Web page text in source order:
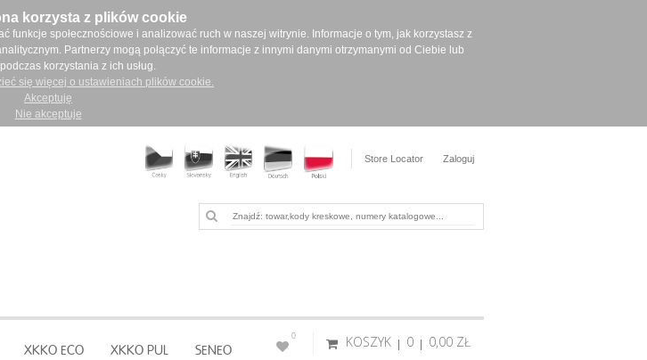
korzysta z plików cookie
społecznościowe i analizować ruch w naszej witrynie. Informacje o tym, jak korzystasz z
Partnerzy mogą połączyć te informacje z innymi danymi otrzymanymi od Ciebie lub
korzystania z ich usług.
się więcej o ustawieniach plików cookie.
Akceptuję
Nie akceptuje
Store Locator Zaloguj
XKKO ECO XKKO PUL SENEO KOSZYK 0 0,00 ‎ZŁ
0